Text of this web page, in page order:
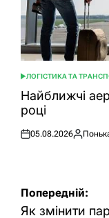
ОПУБЛІКУВАТИ
У
ЛОГІСТИКА ТА
Найближчі
році
Оприлюднено
05.08.2026
Навігація
записів
Попередній:
Як змінити